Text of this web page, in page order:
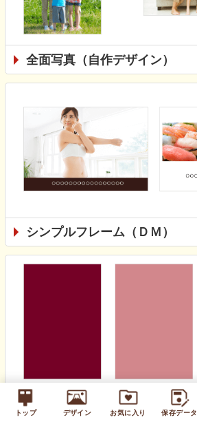
トップ デザイン お気に入り 保存データ
全面写真（自作デザイン）
シンプルフレーム（ＤＭ）
無地カラー（通年）